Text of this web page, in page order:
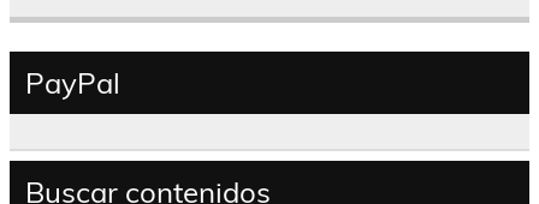
PayPal
Buscar contenidos